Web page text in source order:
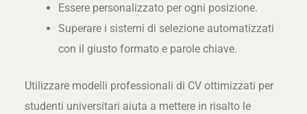
Essere personalizzato per ogni posizione.
Superare i sistemi di selezione automatizzati
con il giusto formato e parole chiave.
Utilizzare modelli professionali di CV ottimizzati per
studenti universitari aiuta a mettere in risalto le